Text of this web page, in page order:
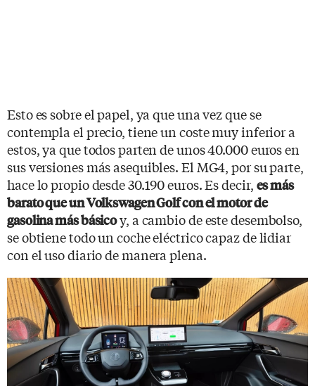
Esto es sobre el papel, ya que una vez que se
contempla el precio, tiene un coste muy inferior a
estos, ya que todos parten de unos 40.000 euros en
sus versiones más asequibles. El MG4, por su parte,
hace lo propio desde 30.190 euros. Es decir, es más
barato que un Volkswagen Golf con el motor de
gasolina más básicoy, a cambio de este desembolso,
se obtiene todo un coche eléctrico capaz de lidiar
con el uso diario de manera plena.